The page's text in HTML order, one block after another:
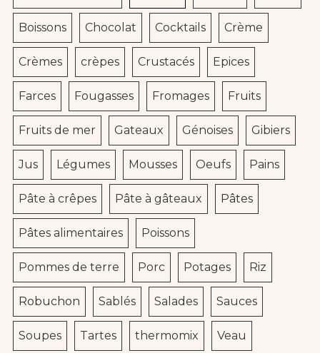
Boissons Chocolat Cocktails Crème
Crèmes crèpes Crustacés Epices
Farces Fougasses Fromages Fruits
Fruits de mer Gateaux Génoises Gibiers
Jus Légumes Mousses Oeufs Pains
Pâte à crêpes Pâte à gâteaux Pâtes
Pâtes alimentaires Poissons
Pommes de terre Porc Potages Riz
Robuchon Sablés Salades Sauces
Soupes Tartes thermomix Veau